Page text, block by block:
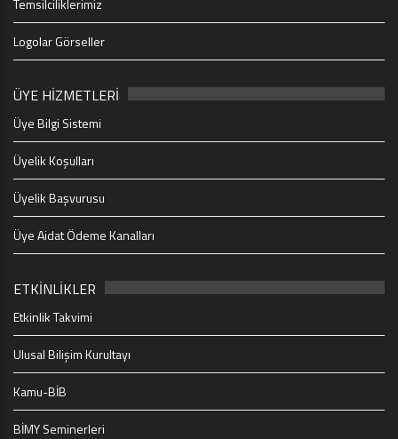
Logolar Görseller
ÜYE HİZMETLERİ
Üye Bilgi Sistemi
Üyelik Koşulları
Üyelik Başvurusu
Üye Aidat Ödeme Kanalları
ETKİNLİKLER
Etkinlik Takvimi
Ulusal Bilişim Kurultayı
Kamu-BİB
BİMY Seminerleri